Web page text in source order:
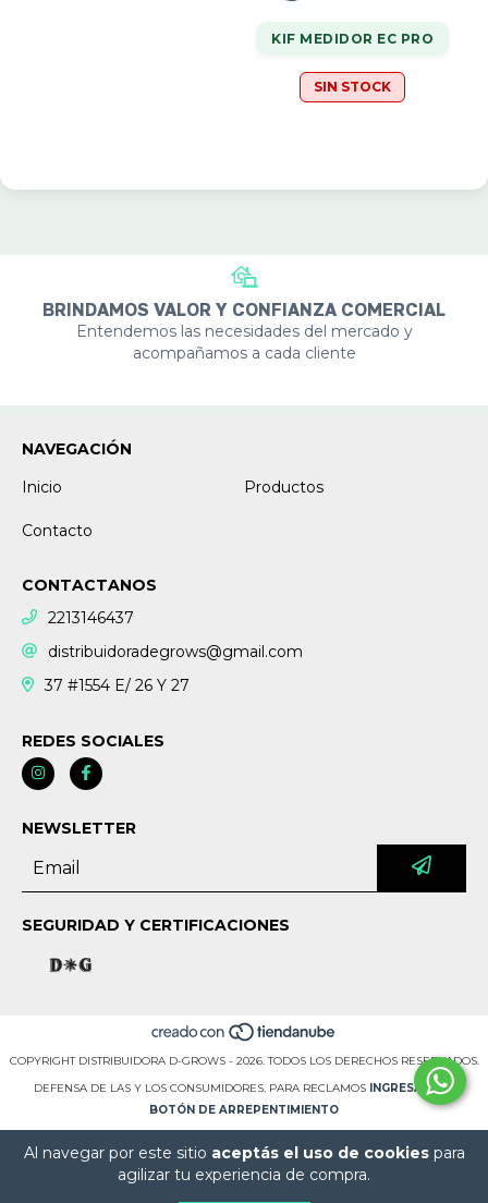
Al navegar por este sitio aceptás el uso de cookiespara
agilizar tu experiencia de compra.
KIF MEDIDOR EC PRO
SIN STOCK
BRINDAMOS VALOR Y CONFIANZA COMERCIAL
Entendemos las necesidades del mercado y
acompañamos a cada cliente
NAVEGACIÓN
Inicio
Productos
Contacto
CONTACTANOS
2213146437
distribuidoradegrows@gmail.com
37 #1554 E/ 26 Y 27
REDES SOCIALES
NEWSLETTER
SEGURIDAD Y CERTIFICACIONES
COPYRIGHT DISTRIBUIDORA D-GROWS - 2026. TODOS LOS DERECHOS RESERVADOS.
DEFENSA DE LAS Y LOS CONSUMIDORES. PARA RECLAMOS INGRESÁ ACÁ.
BOTÓN DE ARREPENTIMIENTO